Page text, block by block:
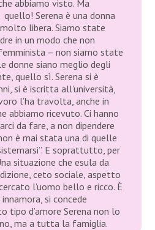
abbiamo visto. Ma
Serena è una donna
libera. Siamo state
in un modo che non
– non siamo state
donne siano meglio degli
quello sì. Serena si è
si è iscritta all’università,
l’ha travolta, anche in
abbiamo ricevuto. Ci hanno
da fare, a non dipendere
è mai stata una di quelle
E soprattutto, per
situazione che esula da
ceto sociale, aspetto
l’uomo bello e ricco. È
si concede
tipo d’amore Serena non lo
ma a tutta la famiglia.